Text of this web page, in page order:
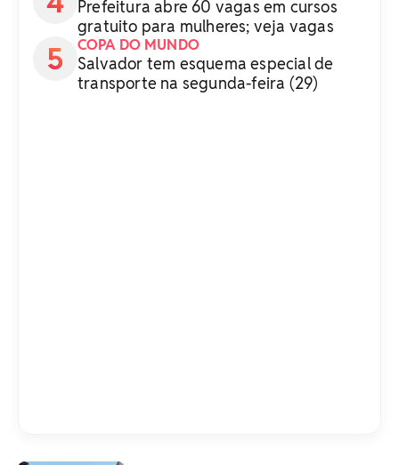
Prefeitura abre 60 vagas em cursos
gratuito para mulheres; veja vagas
COPA DO MUNDO
Salvador tem esquema especial de
transporte na segunda-feira (29)